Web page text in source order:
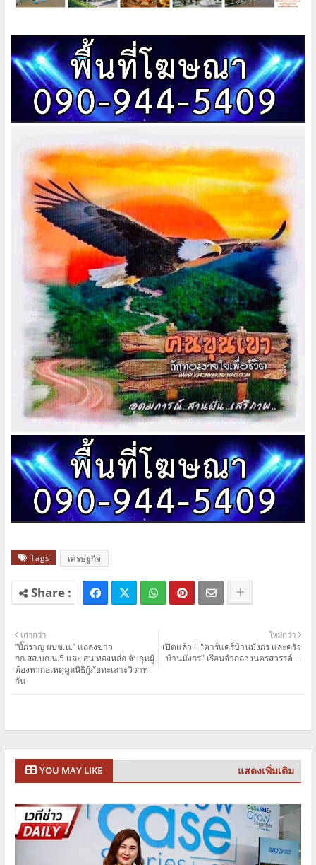
Tags เศรษฐกิจ
ใหม่กว่า
เปิดแล้ว !! "คาร์แคร์บ้านมังกร และครัว
บ้านมังกร" เรือนจำกลางนครสวรรค์ ...
เก่ากว่า
“บิ๊กราญ ผบช.น.” แถลงข่าว
กก.สส.บก.น.5 และ สน.ทองหล่อ จับกุมผู้
ต้องหาก่อเหตุมูลนิธิกู้ภัยทะเลาะวิวาท
กัน
YOU MAY LIKE แสดงเพิ่มเติม